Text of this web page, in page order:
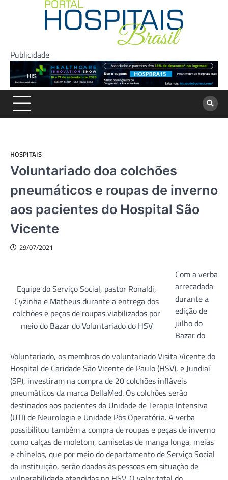
Publicidade
HOSPITAIS
Voluntariado doa colchões
pneumáticos e roupas de inverno
aos pacientes do Hospital São
Vicente
29/07/2021
Equipe do Serviço Social, pastor Ronaldi,
Cyzinha e Matheus durante a entrega dos
colchões e peças de roupas viabilizados por
meio do Bazar do Voluntariado do HSV
Com a verba
arrecadada
durante a
edição de
julho do
Bazar do
Voluntariado, os membros do voluntariado Visita Vicente do
Hospital de Caridade São Vicente de Paulo (HSV), e Jundiaí
(SP), investiram na compra de 20 colchões infláveis
pneumáticos da marca DellaMed. Os colchões serão
destinados aos pacientes da Unidade de Terapia Intensiva
(UTI) de Neurologia e Unidade Pós Operatória. A verba
possibilitou também a compra de roupas e peças de inverno
como calças de moletom, camisetas de manga longa, meias
e chinelos, que por meio do departamento de Serviço Social
da instituição, serão doadas às pessoas em situação de